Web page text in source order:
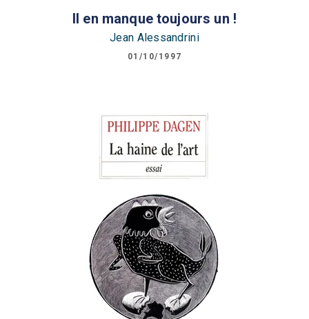
Il en manque toujours un !
Jean Alessandrini
01/10/1997